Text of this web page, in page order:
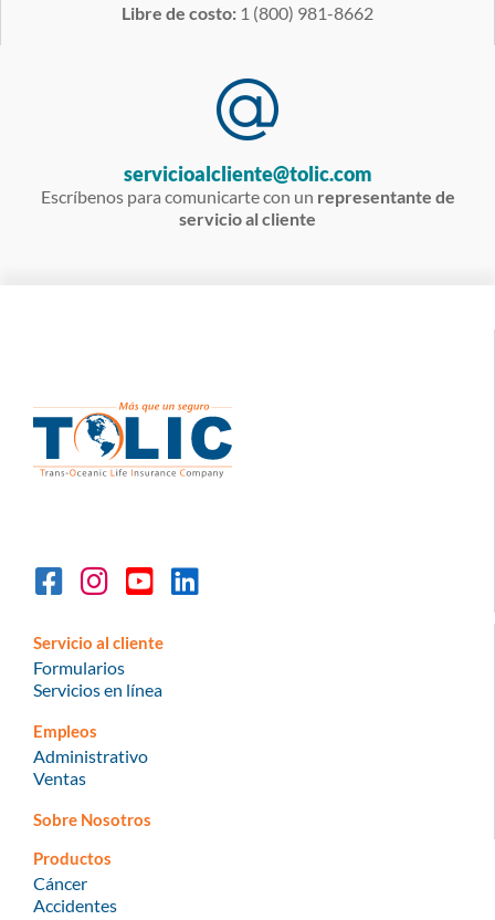
Libre de costo: 1 (800) 981-8662
servicioalcliente@tolic.com
Escríbenos para comunicarte con un representante de
servicio al cliente
Servicio al cliente
Formularios
Servicios en línea
Empleos
Administrativo
Ventas
Sobre Nosotros
Productos
Cáncer
Accidentes